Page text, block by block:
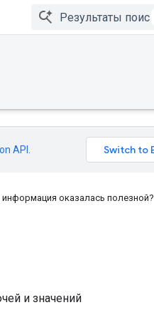
API
информация оказалась полезной?
и значений